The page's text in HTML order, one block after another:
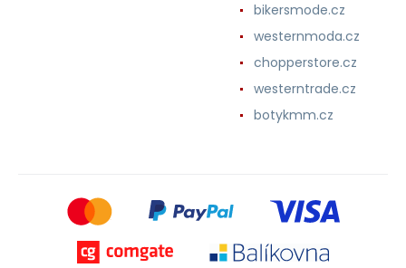
bikersmode.cz
westernmoda.cz
chopperstore.cz
westerntrade.cz
botykmm.cz